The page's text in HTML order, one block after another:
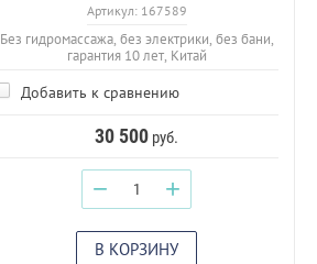
Артикул:167589
Без гидромассажа, без электрики, без бани,
гарантия 10 лет, Китай
Добавить к сравнению
30 500 руб.
− +
В КОРЗИНУ